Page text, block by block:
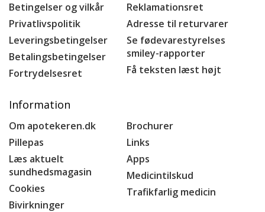
Betingelser og vilkår
Privatlivspolitik
Leveringsbetingelser
Betalingsbetingelser
Fortrydelsesret
Reklamationsret
Adresse til returvarer
Se fødevarestyrelses
smiley-rapporter
Få teksten læst højt
Information
Om apotekeren.dk
Pillepas
Læs aktuelt
sundhedsmagasin
Cookies
Bivirkninger
Brochurer
Links
Apps
Medicintilskud
Trafikfarlig medicin